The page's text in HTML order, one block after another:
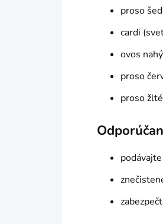
proso
cardi
ovos nahý
proso
proso žlté